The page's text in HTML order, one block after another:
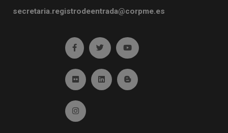
secretaria.registrodeentrada@corpme.es
Ir a facebook (abre en ventana nueva)
Ir a twitter (abre en ventana nueva)
Ir a YouTube (abre en
Ir a Flickr (abre en ventana nueva)
Ir a Linkedin (abre en ventana nueva)
Ir al Blog (abre en ventana
Ir a Instagram (abre en ventana nueva)